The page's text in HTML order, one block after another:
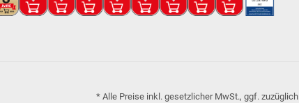
* Alle Preise inkl. gesetzlicher MwSt., ggf. zuzüglich